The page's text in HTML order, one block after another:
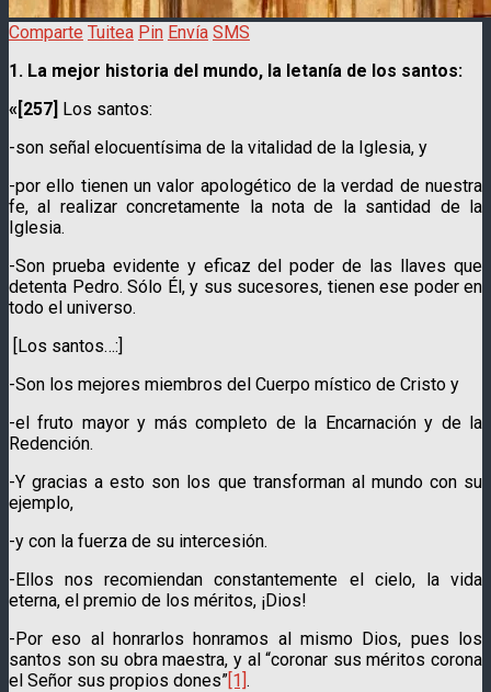
Comparte Tuitea Pin Envía SMS
1. La mejor historia del mundo, la letanía de los santos:
«[257] Los santos:
-son señal elocuentísima de la vitalidad de la Iglesia, y
-por ello tienen un valor apologético de la verdad de nuestra
fe, al realizar concretamente la nota de la santidad de la
Iglesia.
-Son prueba evidente y eficaz del poder de las llaves que
detenta Pedro. Sólo Él, y sus sucesores, tienen ese poder en
todo el universo.
[Los santos…:]
-Son los mejores miembros del Cuerpo místico de Cristo y
-el fruto mayor y más completo de la Encarnación y de la
Redención.
-Y gracias a esto son los que transforman al mundo con su
ejemplo,
-y con la fuerza de su intercesión.
-Ellos nos recomiendan constantemente el cielo, la vida
eterna, el premio de los méritos, ¡Dios!
-Por eso al honrarlos honramos al mismo Dios, pues los
santos son su obra maestra, y al “coronar sus méritos corona
el Señor sus propios dones”[1].